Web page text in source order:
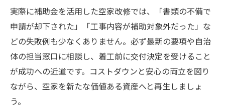
実際に補助金を活用した空家改修では、「書類の不備で
申請が却下された」「工事内容が補助対象外だった」な
どの失敗例も少なくありません。必ず最新の要項や自治
体の担当窓口に相談し、着工前に交付決定を受けること
が成功への近道です。コストダウンと安心の両立を図り
ながら、空家を新たな価値ある資産へと再生しましょ
う。